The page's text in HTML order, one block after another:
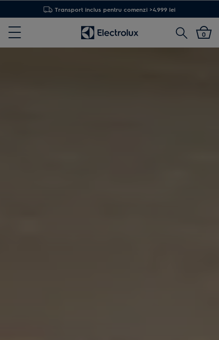
Transport inclus pentru comenzi >4.999 lei
Menu
Cautare0